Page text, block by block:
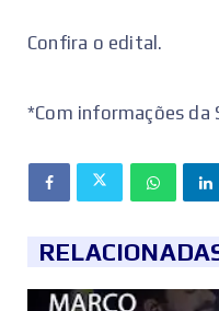
Confira o edital.
*Com informações da